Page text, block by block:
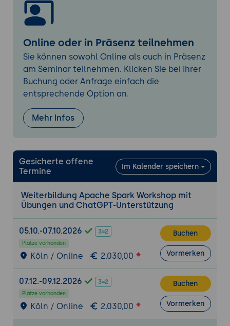
Beispiel-SQL-Abfragen und Filtern, um
erhalten.
Verständnishilfe: Erklärungen zu
komplexen Abfragen und deren
Auswirkungen auf die Datenanalyse.
Verwendung von Spark-Shell und
SparkSQL, um Kundendaten wie
Vertragsdetails,
analysieren.
Ausführung von grundlegenden Abfragen
und Filtern, um Erkenntnisse über die
Daten zu gewinnen.
Fortgeschrittene Spark-Konzepte
Vorstellung von RDDs (Resilient
Distributed Datasets)
Vorstellung von Transformationen und
Aktionen auf RDDs
Einführung in Spark Streaming
Einführung in Machine Learning mit Spark
MLlib
Online oder in Präsenz teilnehmen
Sie können sowohl Online als auch in Präsenz
am Seminar teilnehmen. Klicken Sie bei Ihrer
Buchung oder Anfrage einfach die
entsprechende Option an.
Mehr Infos
Gesicherte offene
Termine
Im Kalender speichern
Weiterbildung Apache Spark Workshop mit
Übungen und ChatGPT-Unterstützung
05.10.-07.10.2026
Plätze vorhanden
Köln / Online 2.030,00
Buchen
Vormerken
07.12.-09.12.2026
Plätze vorhanden
Köln / Online 2.030,00
Buchen
Vormerken